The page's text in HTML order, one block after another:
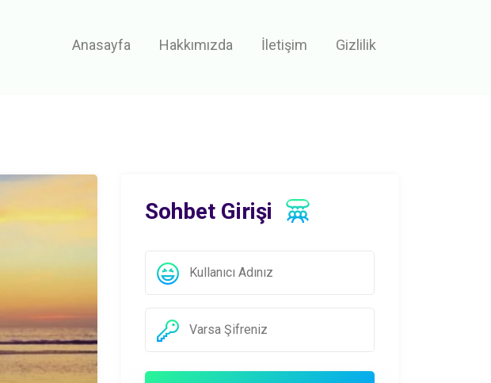
Anasayfa Hakkımızda İletişim Gizlilik
Sohbet Girişi